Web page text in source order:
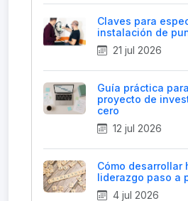
Claves para
instalación de
21 jul 2026
Guía práctica
proyecto de
cero
12 jul 2026
Cómo desarrollar
liderazgo paso a
4 jul 2026